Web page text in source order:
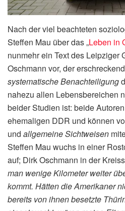
Nach der viel beachteten
Steffen Mau über das „Leben in
nunmehr ein Text des Leipziger
Oschmann vor, der
systematische Benachteiligung
nahezu allen Lebensbereichen
beider Studien ist: beide
ehemaligen DDR und können
und allgemeine Sichtweisen
Steffen Mau wuchs in einer
auf; Dirk Oschmann in der
man wenige Kilometer weiter
kommt. Hätten die Amerikaner
bereits von ihnen besetzte